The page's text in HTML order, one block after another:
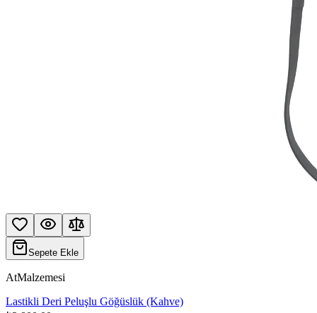
Sepete Ekle
AtMalzemesi
Lastikli Deri Peluşlu Göğüslük (Kahve)